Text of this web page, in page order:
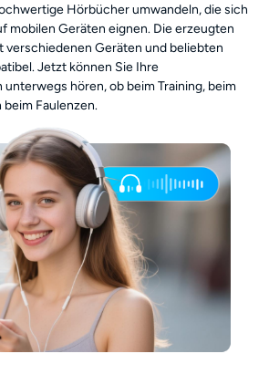
Hörbücher umwandeln, die sich
mobilen Geräten eignen. Die erzeugten
verschiedenen Geräten und beliebten
Jetzt können Sie Ihre
hören, ob beim Training, beim
Faulenzen.